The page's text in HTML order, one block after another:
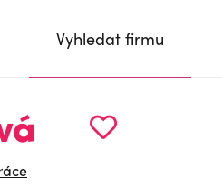
Vyhledat firmu